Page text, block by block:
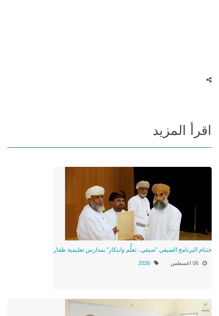
اقرأ المزيد
ختتام البرنامج الصيفي "صيفي.. تعلُّم وابتكار" بمدارس تعليمية ظفار
06 اغسطس 2026